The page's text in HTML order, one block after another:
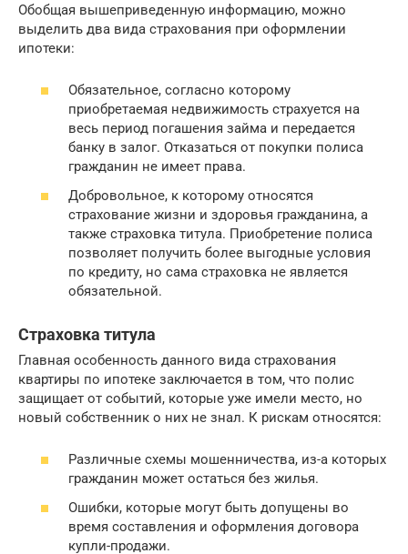
Обобщая вышеприведенную информацию, можно
выделить два вида страхования при оформлении
ипотеки:
Обязательное, согласно которому
приобретаемая недвижимость страхуется на
весь период погашения займа и передается
банку в залог. Отказаться от покупки полиса
гражданин не имеет права.
Добровольное, к которому относятся
страхование жизни и здоровья гражданина, а
также страховка титула. Приобретение полиса
позволяет получить более выгодные условия
по кредиту, но сама страховка не является
обязательной.
Страховка титула
Главная особенность данного вида страхования
квартиры по ипотеке заключается в том, что полис
защищает от событий, которые уже имели место, но
новый собственник о них не знал. К рискам относятся:
Различные схемы мошенничества, из-а которых
гражданин может остаться без жилья.
Ошибки, которые могут быть допущены во
время составления и оформления договора
купли-продажи.